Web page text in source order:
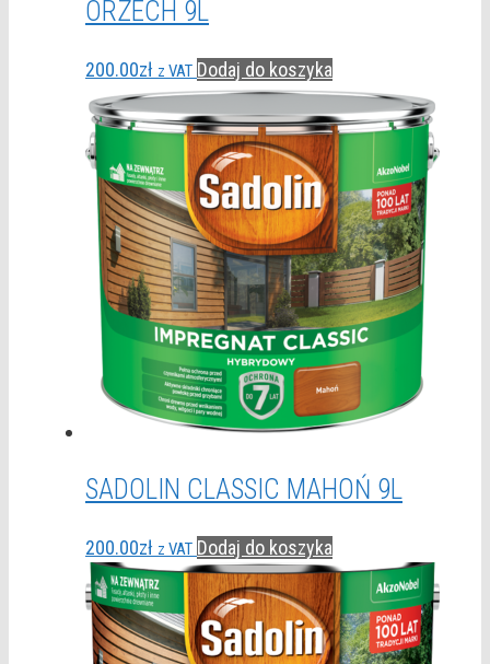
ORZECH 9L
200.00zł z VAT Dodaj do koszyka
SADOLIN CLASSIC MAHOŃ 9L
200.00zł z VAT Dodaj do koszyka